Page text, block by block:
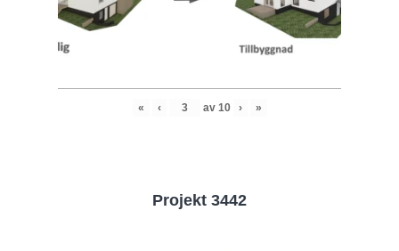
« ‹ av 10 › »
Projekt 3442